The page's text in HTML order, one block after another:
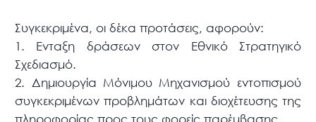
Συγκεκριμένα, οι δέκα προτάσεις, αφορούν:
1. Ενταξη δράσεων στον Εθνικό Στρατηγικό
Σχεδιασμό.
2. Δημιουργία Μόνιμου Μηχανισμού εντοπισμού
συγκεκριμένων προβλημάτων και διοχέτευσης της
πληροφορίας προς τους φορείς παρέμβασης.